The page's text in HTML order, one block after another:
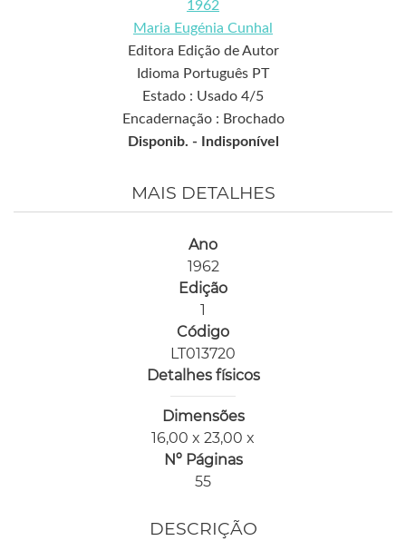
1962
Maria Eugénia Cunhal
Editora Edição de Autor
Idioma Português PT
Estado : Usado 4/5
Encadernação : Brochado
Disponib. -
Indisponível
MAIS DETALHES
Ano
1962
Edição
1
Código
LT013720
Detalhes físicos
Dimensões
16,00 x 23,00 x
Nº Páginas
55
DESCRIÇÃO